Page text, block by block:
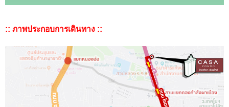
:: ภาพประกอบการเดินทาง ::